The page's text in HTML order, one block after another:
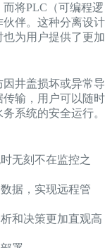
将PLC（可编程逻
伴。这种分离设计
为用户提供了更加
井盖损坏或异常导
输，用户可以随时
系统的安全运行。
无刻不在监控之
据，实现远程管
和决策更加直观高